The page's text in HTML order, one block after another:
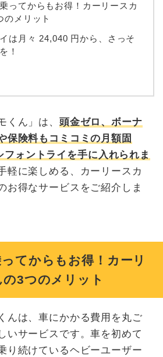
ってからもお得！カーリースカ
のメリット
は月々 24,040 円から、さっそ
！
くん」は、 頭金ゼロ、ボーナ
保険料もコミコミの月額固
フォントライを手に入れられま
軽に楽しめる、カーリースカ
お得なサービスをご紹介しま
てからもお得！カーリ
3つのメリット
んは、車にかかる費用を丸ご
いサービスです。車を初めて
り続けているヘビーユーザー